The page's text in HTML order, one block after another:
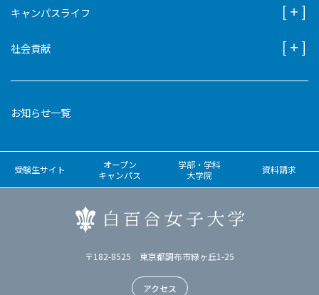
キャンパスライフ
社会貢献
お知らせ一覧
受験生サイト
オープン
キャンパス
学部・学科
大学院
資料請求
〒182-8525 東京都調布市緑ヶ丘1-25
アクセス